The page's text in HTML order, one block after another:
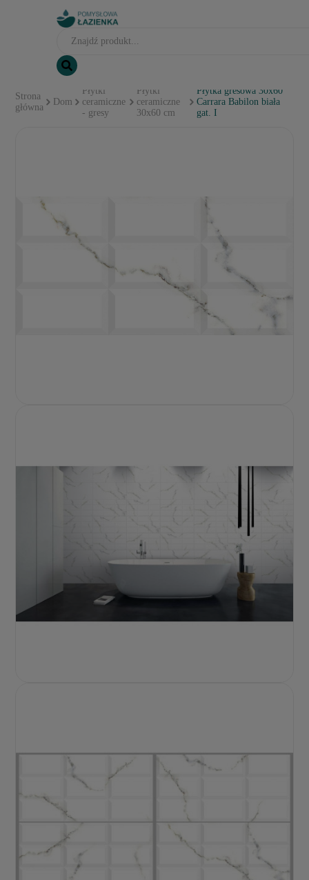
Strona
główna
Dom
Płytki
ceramiczne
- gresy
Płytki
ceramiczne
30x60 cm
Płytka gresowa 30x60
Carrara Babilon biała
gat. I